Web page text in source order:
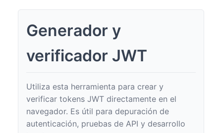
Generador y
verificador JWT
Utiliza esta herramienta para crear y
verificar tokens JWT directamente en el
navegador. Es útil para depuración de
autenticación, pruebas de API y desarrollo